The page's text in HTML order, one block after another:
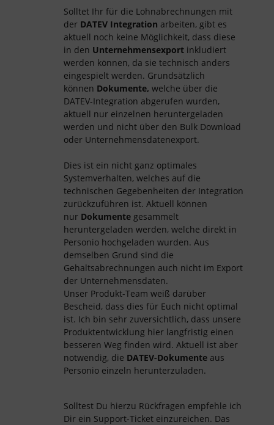
Solltet Ihr für die Lohnabrechnungen mit
der DATEV Integration arbeiten, gibt es
aktuell noch keine Möglichkeit, dass diese
in den Unternehmensexport inkludiert
werden können, da sie technisch anders
eingespielt werden. Grundsätzlich
können Dokumente, welche über die
DATEV-Integration abgerufen wurden,
aktuell nur einzelnen heruntergeladen
werden und nicht über den Bulk Download
oder Unternehmensdatenexport.
Dies ist ein nicht ganz optimales
Systemverhalten, welches auf die
technischen Gegebenheiten der Integration
zurückzuführen ist. Aktuell können
nur Dokumente gesammelt
heruntergeladen werden, welche direkt in
Personio hochgeladen wurden. Aus
demselben Grund sind die
Gehaltsabrechnungen auch nicht im Export
der Unternehmensdaten.
Unser Produkt-Team weiß darüber
Bescheid, dass dies für Euch nicht optimal
ist. Ich bin sehr zuversichtlich, dass unsere
Produktentwicklung hier langfristig einen
besseren Weg finden wird. Aktuell ist aber
notwendig, die DATEV-Dokumente aus
Personio einzeln herunterzuladen.
Solltest Du hierzu Rückfragen empfehle ich
Dir ein Support-Ticket einzureichen. Das